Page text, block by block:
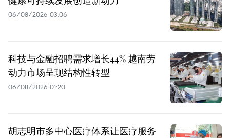
06/08/2026 03:06
科技与金融招聘需求增长44% 越南劳
动力市场呈现结构性转型
06/08/2026 01:20
胡志明市多中心医疗体系让医疗服务